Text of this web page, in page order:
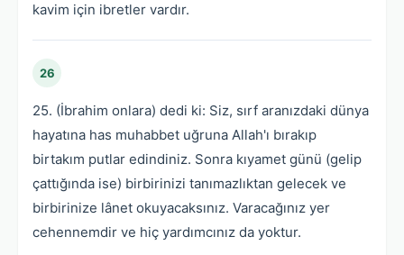
kavim için ibretler vardır.
26
25. (İbrahim onlara) dedi ki: Siz, sırf aranızdaki dünya
hayatına has muhabbet uğruna Allah'ı bırakıp
birtakım putlar edindiniz. Sonra kıyamet günü (gelip
çattığında ise) birbirinizi tanımazlıktan gelecek ve
birbirinize lânet okuyacaksınız. Varacağınız yer
cehennemdir ve hiç yardımcınız da yoktur.